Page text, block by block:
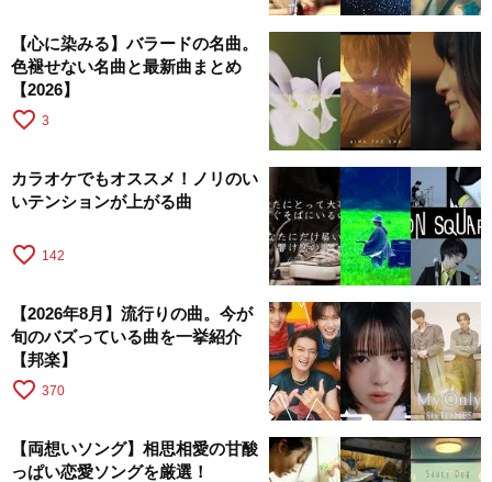
【心に染みる】バラードの名曲。
色褪せない名曲と最新曲まとめ
【2026】
favorite_border 3
カラオケでもオススメ！ノリのい
いテンションが上がる曲
favorite_border 142
【2026年8月】流行りの曲。今が
旬のバズっている曲を一挙紹介
【邦楽】
favorite_border 370
【両想いソング】相思相愛の甘酸
っぱい恋愛ソングを厳選！